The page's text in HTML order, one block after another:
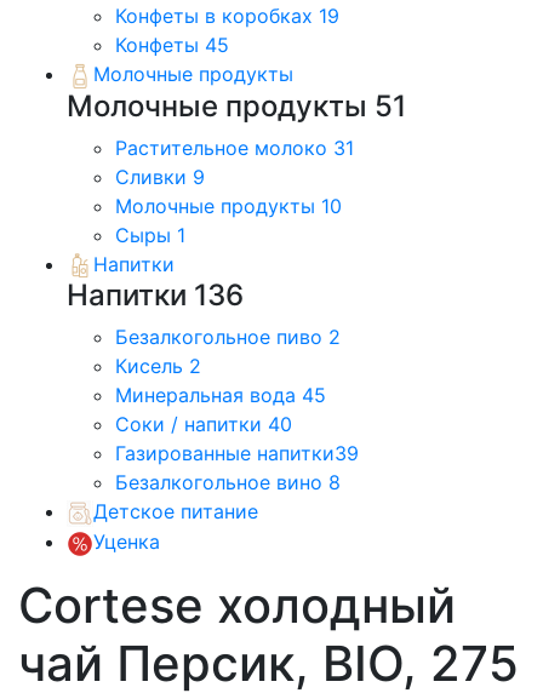
Конфеты в коробках 19
Конфеты 45
Молочные продукты
Молочные продукты 51
Растительное молоко 31
Сливки 9
Молочные продукты 10
Сыры 1
Напитки
Напитки 136
Безалкогольное пиво 2
Кисель 2
Минеральная вода 45
Соки / напитки 40
Газированные напитки39
Безалкогольное вино 8
Детское питание
Уценка
Cortese холодный
чай Персик, BIO, 275